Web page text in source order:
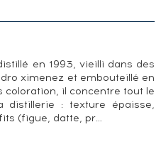
en 1993, vieilli dans des
ximenez et embouteillé en
coloration, il concentre tout le
distillerie : texture épaisse,
(figue, datte, pr…